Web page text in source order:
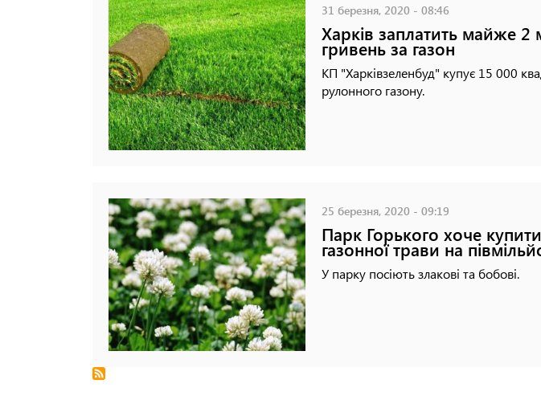
31 березня, 2020 - 08:46
Харків заплатить майже 2
гривень за газон
КП "Харківзеленбуд" купує 15 000
рулонного газону.
25 березня, 2020 - 09:19
Парк Горького хоче
газонної трави на
У парку посіють злакові та бобові.